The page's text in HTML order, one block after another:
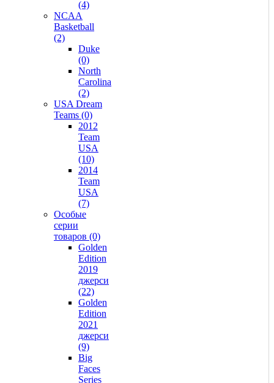
(4)
NCAA
Basketball
(2)
Duke
(0)
North
Carolina
(2)
USA Dream
Teams (0)
2012
Team
USA
(10)
2014
Team
USA
(7)
Особые
серии
товаров (0)
Golden
Edition
2019
джерси
(22)
Golden
Edition
2021
джерси
(9)
Big
Faces
Series